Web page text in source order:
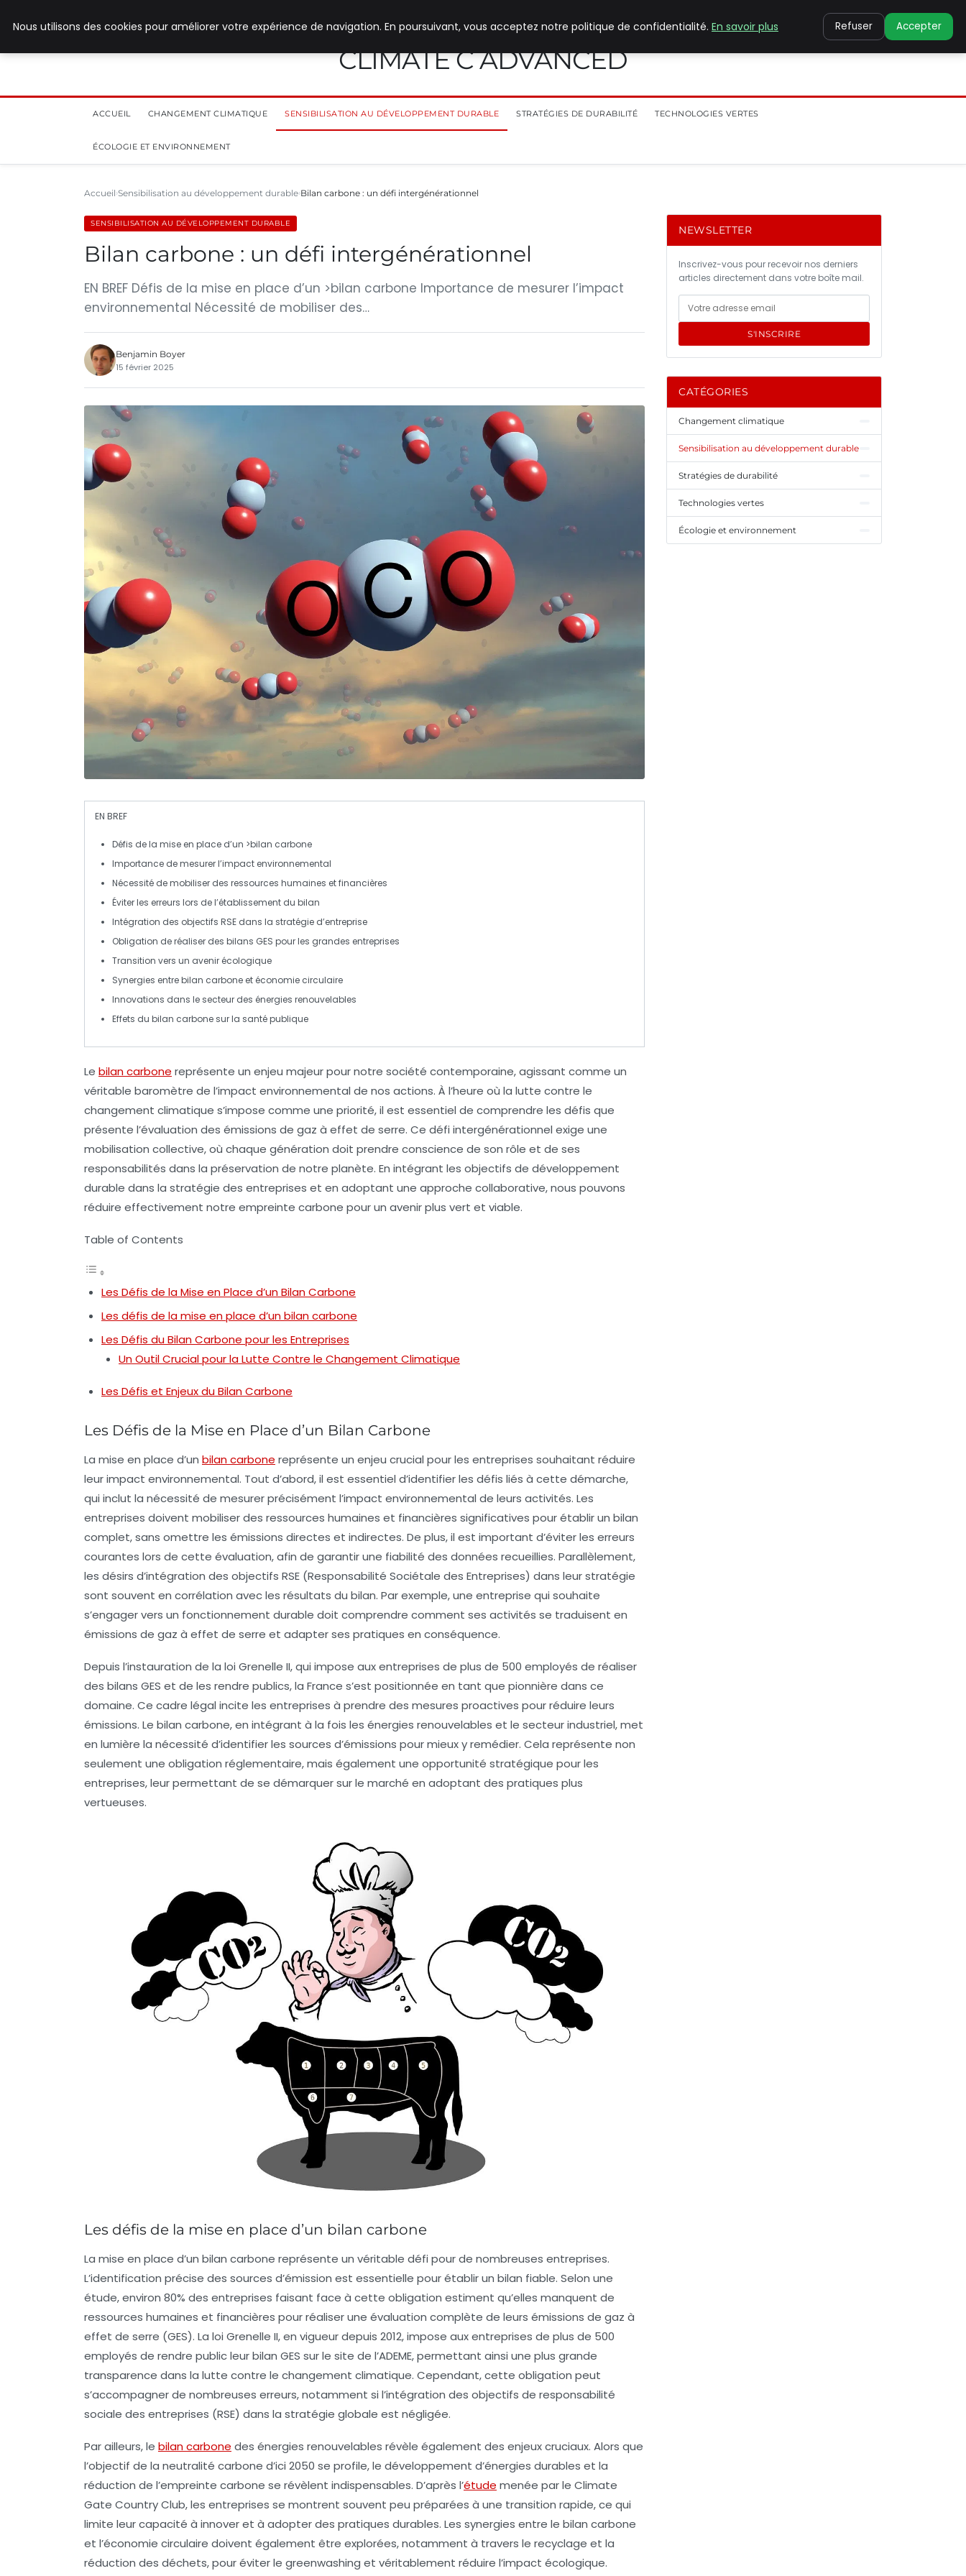
CLIMATE C ADVANCED
ACCUEIL CHANGEMENT CLIMATIQUE SENSIBILISATION AU DÉVELOPPEMENT DURABLE STRATÉGIES DE DURABILITÉ TECHNOLOGIES VERTES
ÉCOLOGIE ET ENVIRONNEMENT
Accueil Sensibilisation au développement durable Bilan carbone : un défi intergénérationnel
SENSIBILISATION AU DÉVELOPPEMENT DURABLE
Bilan carbone : un défi intergénérationnel
EN BREF Défis de la mise en place d’un >bilan carbone Importance de mesurer l’impact
environnemental Nécessité de mobiliser des…
Benjamin Boyer
15 février 2025
EN BREF
Défis de la mise en place d’un >bilan carbone
Importance demesurer l’impact environnemental
Nécessité de mobiliser des ressources humaines et financières
Éviter les erreurs lors de l’établissement du bilan
Intégration des objectifs RSE dans la stratégie d’entreprise
Obligation de réaliser des bilans GES pour les grandes entreprises
Transition vers un avenir écologique
Synergies entrebilan carbone et économie circulaire
Innovations dans le secteur des énergies renouvelables
Effets du bilan carbone sur la santé publique
Le bilan carbone représente un enjeu majeur pour notre société contemporaine, agissant comme un
véritable baromètre de l’impact environnemental de nos actions. À l’heure où la lutte contre le
changement climatique s’impose comme une priorité, il est essentiel de comprendre les défis que
présente l’évaluation des émissions de gaz à effet de serre. Ce défi intergénérationnel exige une
mobilisation collective, où chaque génération doit prendre conscience de son rôle et de ses
responsabilités dans la préservation de notre planète. En intégrant les objectifs de développement
durable dans la stratégie des entreprises et en adoptant une approche collaborative, nous pouvons
réduire effectivement notre empreinte carbone pour un avenir plus vert et viable.
Table of Contents
Les Défis de la Mise en Place d’un Bilan Carbone
Les défis de la mise en place d’un bilan carbone
Les Défis du Bilan Carbone pour les Entreprises
Un Outil Crucial pour la Lutte Contre le Changement Climatique
Les Défis et Enjeux du Bilan Carbone
Les Défis de la Mise en Place d’un Bilan Carbone
La mise en place d’un bilan carbone représente un enjeu crucial pour les entreprises souhaitant réduire
leur impact environnemental. Tout d’abord, il est essentiel d’identifier les défis liés à cette démarche,
qui inclut la nécessité de mesurer précisément l’impact environnemental de leurs activités. Les
entreprises doivent mobiliser des ressources humaines et financières significatives pour établir un bilan
complet, sans omettre les émissions directes et indirectes. De plus, il est important d’éviter les erreurs
courantes lors de cette évaluation, afin de garantir une fiabilité des données recueillies. Parallèlement,
les désirs d’intégration des objectifs RSE (Responsabilité Sociétale des Entreprises) dans leur stratégie
sont souvent en corrélation avec les résultats du bilan. Par exemple, une entreprise qui souhaite
s’engager vers un fonctionnement durable doit comprendre comment ses activités se traduisent en
émissions de gaz à effet de serre et adapter ses pratiques en conséquence.
Depuis l’instauration de la loi Grenelle II, qui impose aux entreprises de plus de 500 employés de réaliser
des bilans GES et de les rendre publics, la France s’est positionnée en tant que pionnière dans ce
domaine. Ce cadre légal incite les entreprises à prendre des mesures proactives pour réduire leurs
émissions. Le bilan carbone, en intégrant à la fois les énergies renouvelables et le secteur industriel, met
en lumière la nécessité d’identifier les sources d’émissions pour mieux y remédier. Cela représente non
seulement une obligation réglementaire, mais également une opportunité stratégique pour les
entreprises, leur permettant de se démarquer sur le marché en adoptant des pratiques plus
vertueuses.
Les défis de la mise en place d’un bilan carbone
La mise en place d’un bilan carbone représente un véritable défi pour de nombreuses entreprises.
L’identification précise des sources d’émission est essentielle pour établir un bilan fiable. Selon une
étude, environ 80% des entreprises faisant face à cette obligation estiment qu’elles manquent de
ressources humaines et financières pour réaliser une évaluation complète de leurs émissions de gaz à
effet de serre (GES). La loi Grenelle II, en vigueur depuis 2012, impose aux entreprises de plus de 500
employés de rendre public leur bilan GES sur le site de l’ADEME, permettant ainsi une plus grande
transparence dans la lutte contre le changement climatique. Cependant, cette obligation peut
s’accompagner de nombreuses erreurs, notamment si l’intégration des objectifs de responsabilité
sociale des entreprises (RSE) dans la stratégie globale est négligée.
Par ailleurs, le bilan carbone des énergies renouvelables révèle également des enjeux cruciaux. Alors que
l’objectif de la neutralité carbone d’ici 2050 se profile, le développement d’énergies durables et la
réduction de l’empreinte carbone se révèlent indispensables. D’après l’étude menée par le Climate
Gate Country Club, les entreprises se montrent souvent peu préparées à une transition rapide, ce qui
limite leur capacité à innover et à adopter des pratiques durables. Les synergies entre le bilan carbone
et l’économie circulaire doivent également être explorées, notamment à travers le recyclage et la
réduction des déchets, pour éviter le greenwashing et véritablement réduire l’impact écologique.
NEWSLETTER
Inscrivez-vous pour recevoir nos derniers
articles directement dans votre boîte mail.
S'INSCRIRE
CATÉGORIES
Changement climatique
Sensibilisation au développement durable
Stratégies de durabilité
Technologies vertes
Écologie et environnement
Nous utilisons des cookies pour améliorer votre expérience de navigation. En poursuivant, vous acceptez notre politique de confidentialité. En savoir plus Refuser Accepter